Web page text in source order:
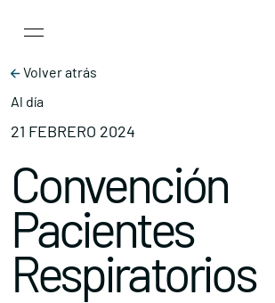
Main Navigation
Volver atrás
Al día
21 FEBRERO 2024
Convención
Pacientes
Respiratorios